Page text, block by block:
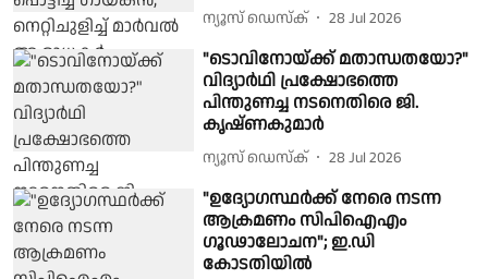
ന്യൂസ് ഡെസ്ക് 28 Jul 2026
"ടൊവിനോയ്‌ക്ക് മതാന്ധതയോ?"
വിദ്യാർഥി പ്രക്ഷോഭത്തെ
പിന്തുണച്ച നടനെതിരെ ജി.
കൃഷ്ണകുമാർ
ന്യൂസ് ഡെസ്ക് 28 Jul 2026
"ഉദ്യോഗസ്ഥർക്ക് നേരെ നടന്ന
ആക്രമണം സിപിഐഎം
ഗൂഢാലോചന"; ഇ.ഡി
കോടതിയിൽ